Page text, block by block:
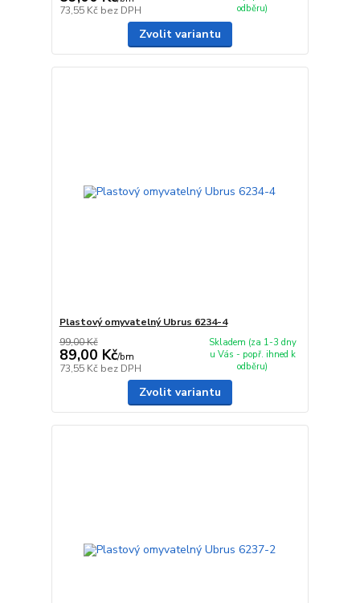
73,55 Kč bez DPH
odběru)
Zvolit variantu
Plastový omyvatelný Ubrus 6234-4
99,00 Kč
89,00 Kč/bm
73,55 Kč bez DPH
Skladem (za 1-3 dny
u Vás - popř. ihned k
odběru)
Zvolit variantu